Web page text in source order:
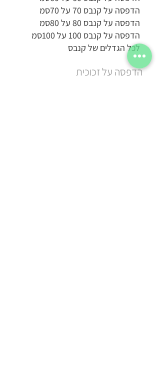
הדפסה על קנבס 70 על 70סמ
הדפסה על קנבס 80 על 80סמ
הדפסה על קנבס 100 על 100סמ
לכל הגדלים של קנבס
הדפסה על זכוכית